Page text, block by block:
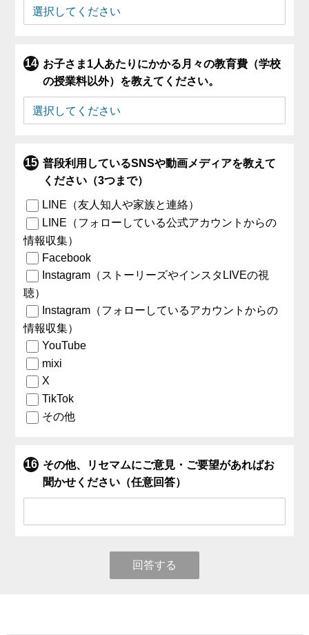
お子さま1人あたりにかかる月々の教育費（学校
の授業料以外）を教えてください。
普段利用しているSNSや動画メディアを教えて
ください（3つまで）
LINE（友人知人や家族と連絡）
LINE（フォローしている公式アカウントからの
情報収集）
Facebook
Instagram（ストーリーズやインスタLIVEの視
聴）
Instagram（フォローしているアカウントからの
情報収集）
YouTube
mixi
X
TikTok
その他
その他、リセマムにご意見・ご要望があればお
聞かせください（任意回答）
回答する